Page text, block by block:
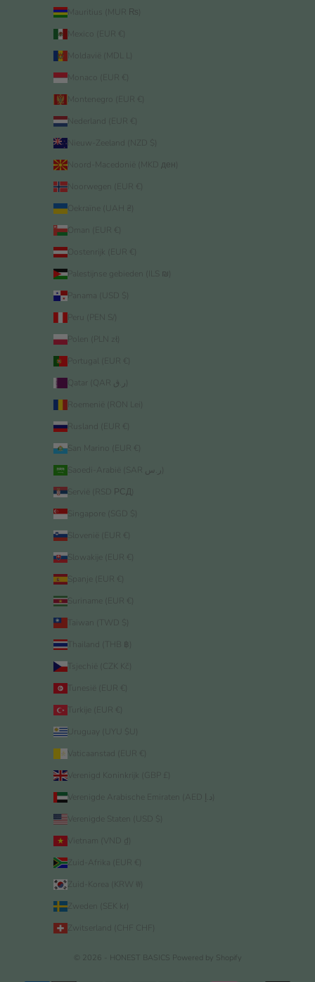
Mauritius (MUR ₨)
Mexico (EUR €)
Moldavië (MDL L)
Monaco (EUR €)
Montenegro (EUR €)
Nederland (EUR €)
Nieuw-Zeeland (NZD $)
Noord-Macedonië (MKD ден)
Noorwegen (EUR €)
Oekraïne (UAH ₴)
Oman (EUR €)
Oostenrijk (EUR €)
Palestijnse gebieden (ILS ₪)
Panama (USD $)
Peru (PEN S/)
Polen (PLN zł)
Portugal (EUR €)
Roemenië (RON Lei)
Rusland (EUR €)
San Marino (EUR €)
Servië (RSD РСД)
Singapore (SGD $)
Slovenië (EUR €)
Spanje (EUR €)
Suriname (EUR €)
Taiwan (TWD $)
Thailand (THB ฿)
Tsjechië (CZK Kč)
Tunesië (EUR €)
Turkije (EUR €)
Uruguay (UYU $U)
Vaticaanstad (EUR €)
Verenigd Koninkrijk (GBP £)
Verenigde Staten (USD $)
Vietnam (VND ₫)
Zuid-Afrika (EUR €)
Zuid-Korea (KRW ₩)
Zweden (SEK kr)
Zwitserland (CHF CHF)
© 2026 - HONEST BASICS Powered by Shopify